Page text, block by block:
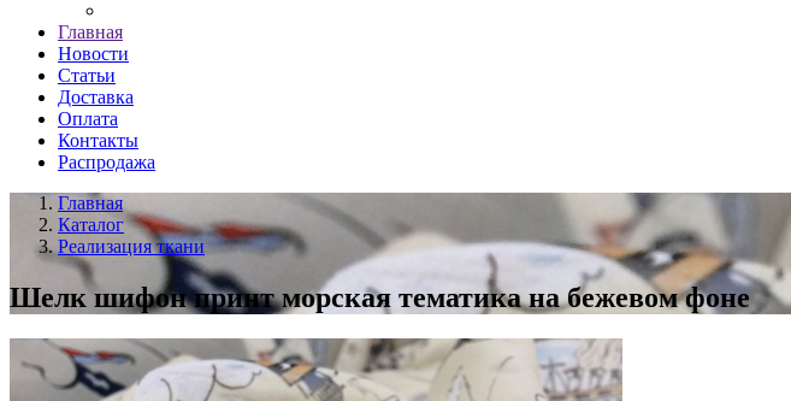
Главная
Новости
Статьи
Доставка
Оплата
Контакты
Распродажа
Главная
Каталог
Реализация ткани
Шелк шифон принт морская тематика на бежевом фоне